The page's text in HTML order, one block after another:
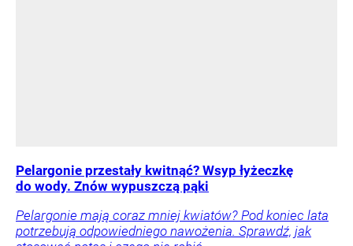
Pelargonie przestały kwitnąć? Wsyp łyżeczkę
do wody. Znów wypuszczą pąki
Pelargonie mają coraz mniej kwiatów? Pod koniec lata
potrzebują odpowiedniego nawożenia. Sprawdź, jak